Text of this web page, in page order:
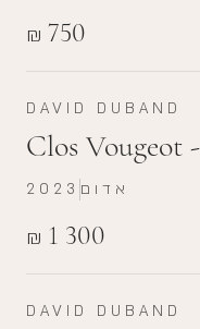
₪ 750
DAVID DUBAND
Clos Vougeot
₪ 1 300
2023 אדום
DAVID DUBAND